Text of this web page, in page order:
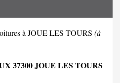
à JOUE LES TOURS (à
37300 JOUE LES TOURS